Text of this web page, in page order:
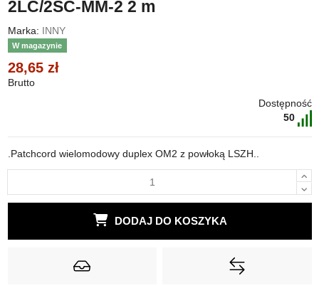
2LC/2SC-MM-2 2 m
Marka: INNY
W magazynie
28,65 zł
Brutto
Dostępność
50
.Patchcord wielomodowy duplex OM2 z powłoką LSZH..
DODAJ DO KOSZYKA